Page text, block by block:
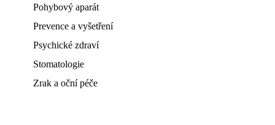
Pohybový aparát
Prevence a vyšetření
Psychické zdraví
Stomatologie
Zrak a oční péče